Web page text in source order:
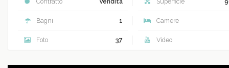
Bagni 1 Camere
Foto 37 Video